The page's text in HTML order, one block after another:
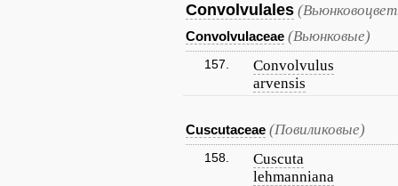
Convolvulales
Convolvulaceae (Вьюнковые)
157.
Convolvulus
arvensis
Cuscutaceae (Повиликовые)
158.
Cuscuta
lehmanniana